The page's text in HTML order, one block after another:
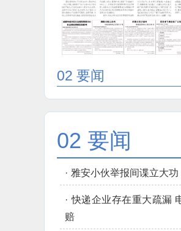
02 要闻
02 要闻
· 雅安小伙举报间谍立大功
· 快递企业存在重大疏漏
赔